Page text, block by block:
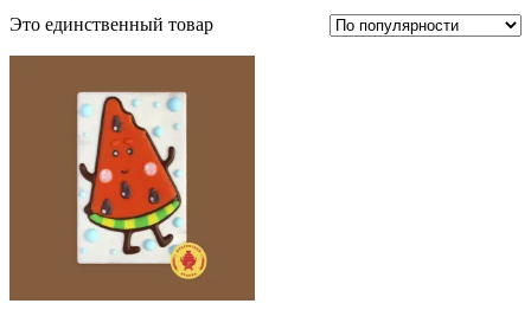
Это единственный товар